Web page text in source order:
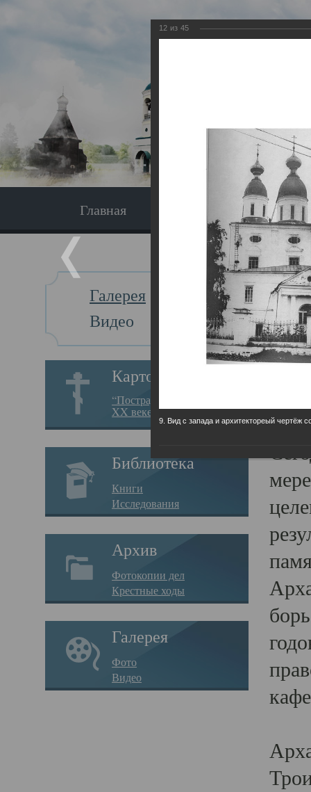
Главная Экскурсия
Галерея
Видео
Картотека
“Пострадавшие за веру в
XX веке на Севере”
Библиотека
Книги
Исследования
Архив
Фотокопии дел
Крестные ходы
Галерея
Фото
Видео
Главная
12 из 45
9. Вид с запада и архитектореый чертёж